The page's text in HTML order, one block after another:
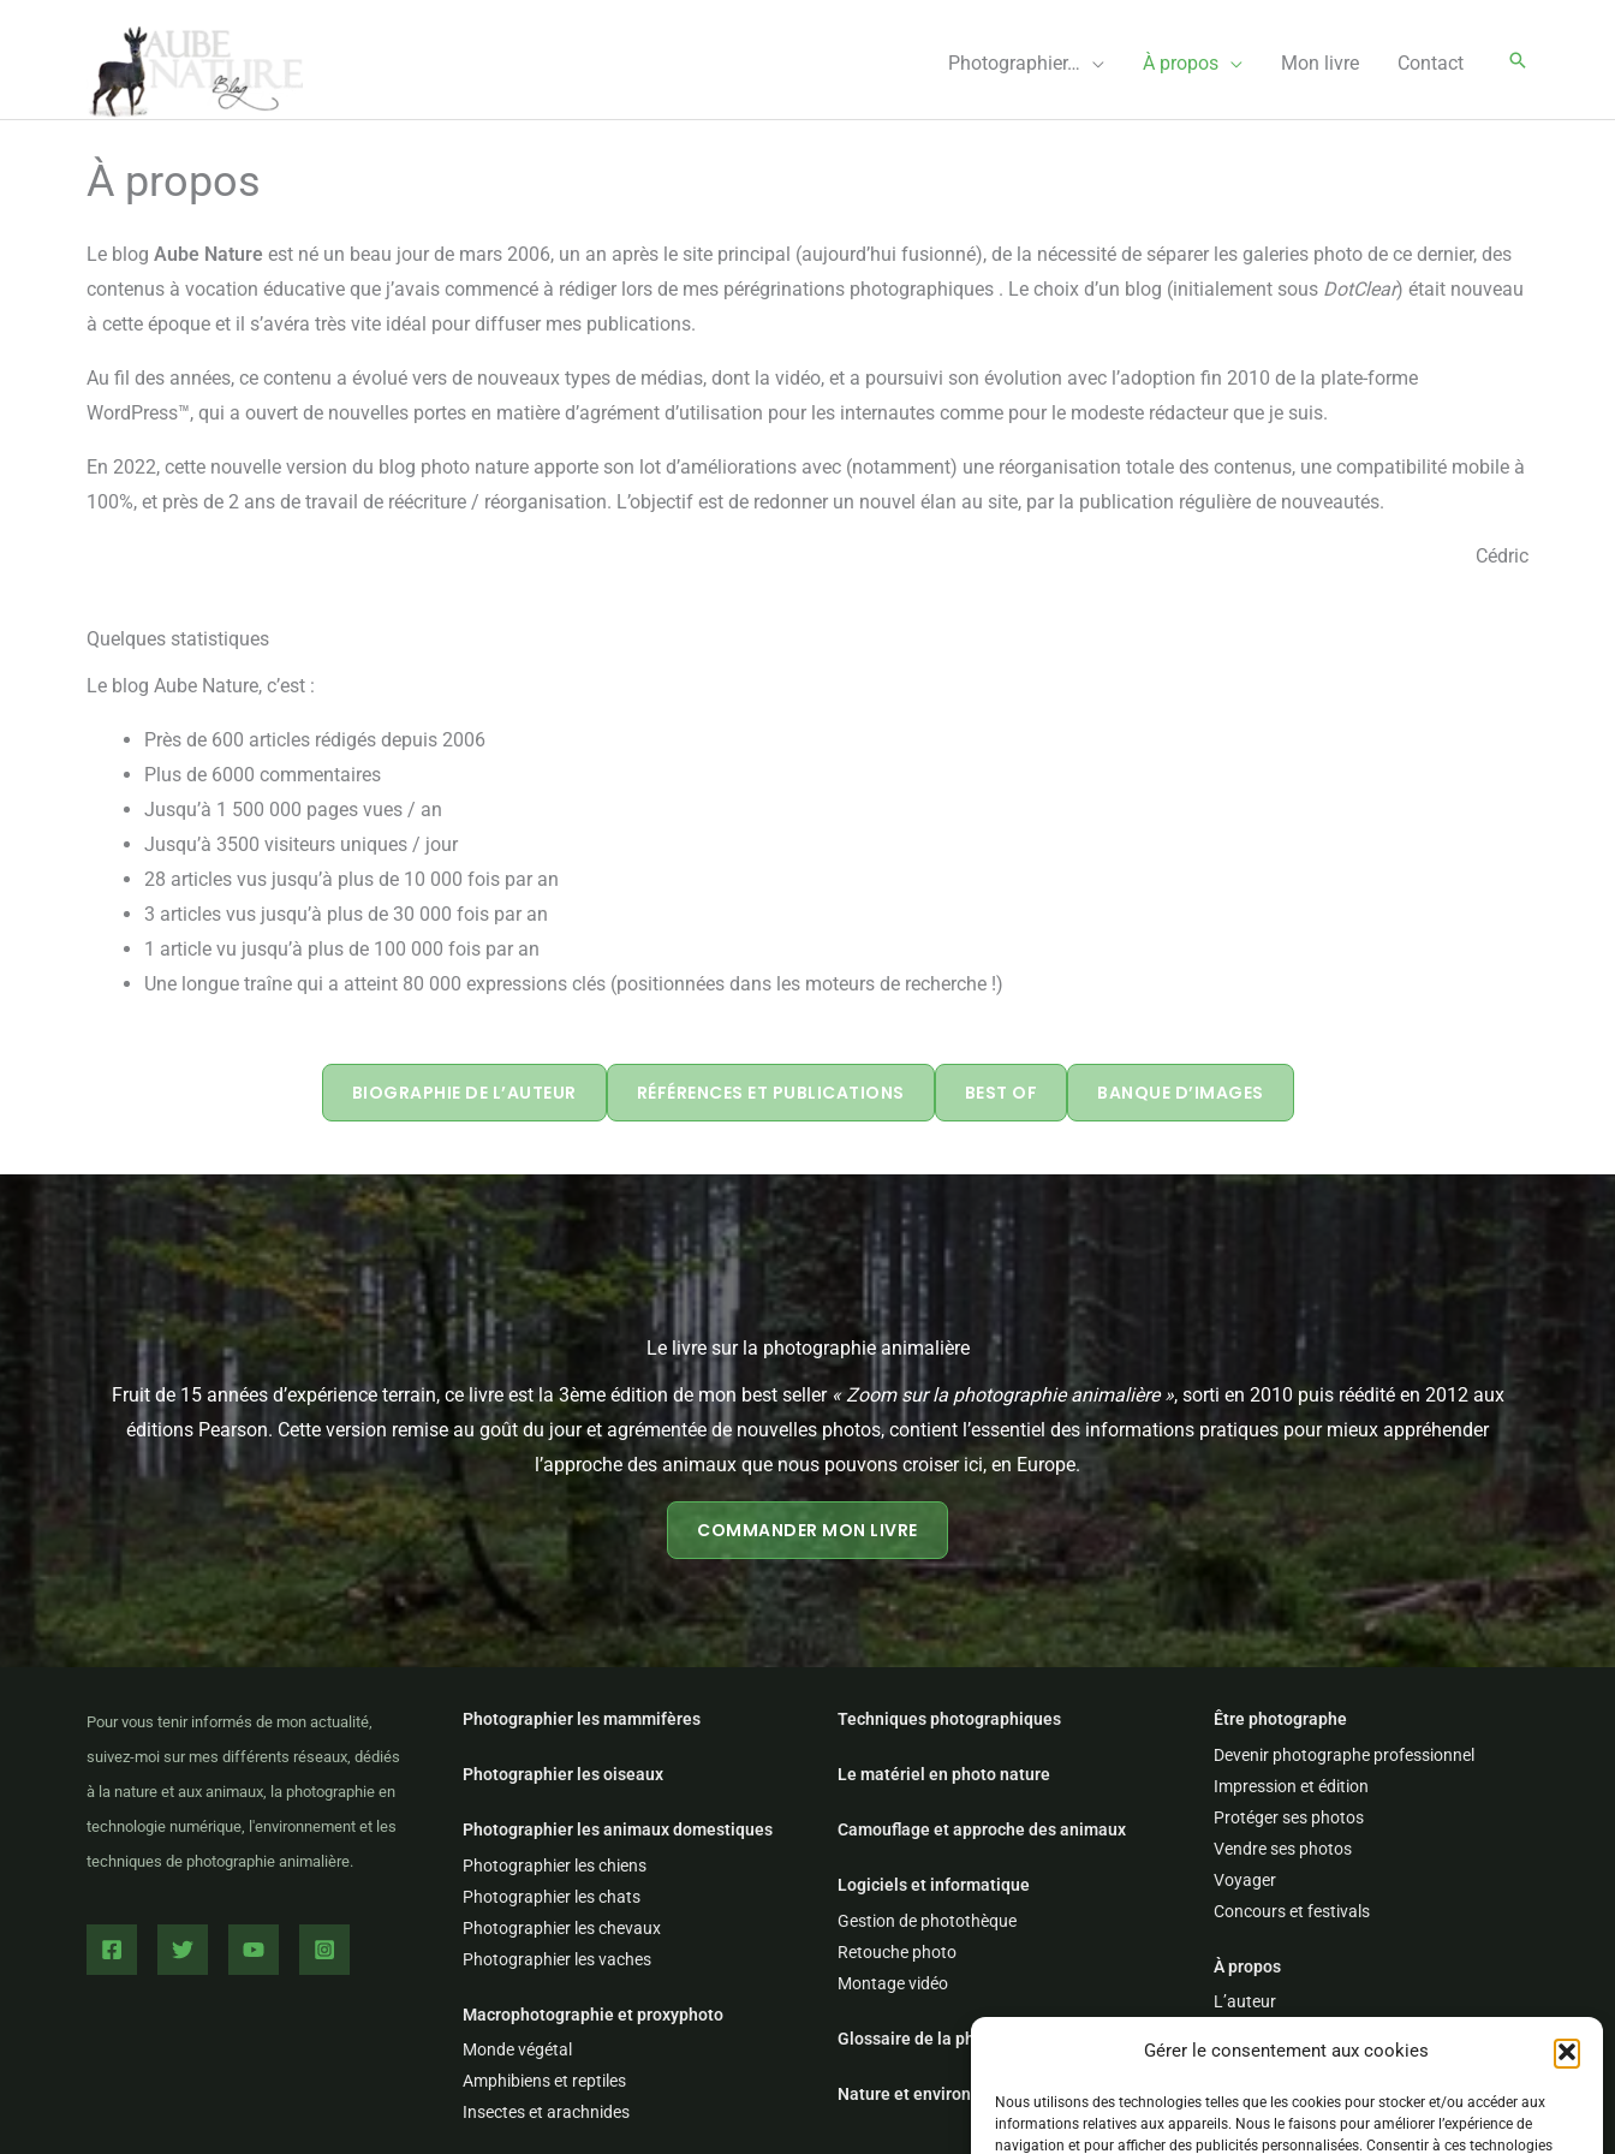
Gérer le consentement aux cookies
Nous utilisons des technologies telles que les cookies pour stocker et/ou accéder aux
informations relatives aux appareils. Nous le faisons pour améliorer l’expérience de
navigation et pour afficher des publicités personnalisées. Consentir à ces technologies
Photographier… À propos Mon livre Contact Rechercher
À propos
Le blog Aube Nature est né un beau jour de mars 2006, un an après le site principal (aujourd’hui fusionné), de la nécessité de séparer les galeries photo de ce dernier, des
contenus à vocation éducative que j’avais commencé à rédiger lors de mes pérégrinations photographiques . Le choix d’un blog (initialement sous DotClear) était nouveau
à cette époque et il s’avéra très vite idéal pour diffuser mes publications.
Au fil des années, ce contenu a évolué vers de nouveaux types de médias, dont la vidéo, et a poursuivi son évolution avec l’adoption fin 2010 de la plate-forme
WordPress™, qui a ouvert de nouvelles portes en matière d’agrément d’utilisation pour les internautes comme pour le modeste rédacteur que je suis.
En 2022, cette nouvelle version du blog photo nature apporte son lot d’améliorations avec (notamment) une réorganisation totale des contenus, une compatibilité mobile à
100%, et près de 2 ans de travail de réécriture / réorganisation. L’objectif est de redonner un nouvel élan au site, par la publication régulière de nouveautés.
Cédric
Quelques statistiques
Le blog Aube Nature, c’est :
Près de 600 articles rédigés depuis 2006
Plus de 6000 commentaires
Jusqu’à 1 500 000 pages vues / an
Jusqu’à 3500 visiteurs uniques / jour
28 articles vus jusqu’à plus de 10 000 fois par an
3 articles vus jusqu’à plus de 30 000 fois par an
1 article vu jusqu’à plus de 100 000 fois par an
Une longue traîne qui a atteint 80 000 expressions clés (positionnées dans les moteurs de recherche !)
BIOGRAPHIE DE L’AUTEUR RÉFÉRENCES ET PUBLICATIONS BEST OF BANQUE D’IMAGES
Le livre sur la photographie animalière
Fruit de 15 années d’expérience terrain, ce livre est la 3ème édition de mon best seller « Zoom sur la photographie animalière », sorti en 2010 puis réédité en 2012 aux
éditions Pearson. Cette version remise au goût du jour et agrémentée de nouvelles photos, contient l’essentiel des informations pratiques pour mieux appréhender
l’approche des animaux que nous pouvons croiser ici, en Europe.
COMMANDER MON LIVRE
Pour vous tenir informés de mon actualité,
suivez-moi sur mes différents réseaux, dédiés
à la nature et aux animaux, la photographie en
technologie numérique, l'environnement et les
techniques de photographie animalière.
Photographier les mammifères
Photographier les oiseaux
Photographier les animaux domestiques
Photographier les chiens
Photographier les chats
Photographier les chevaux
Photographier les vaches
Macrophotographie et proxyphoto
Monde végétal
Amphibiens et reptiles
Insectes et arachnides
Techniques photographiques
Le matériel en photo nature
Camouflage et approche des animaux
Logiciels et informatique
Gestion de photothèque
Retouche photo
Montage vidéo
Glossaire de la photographie
Nature et environnement
Être photographe
Devenir photographe professionnel
Impression et édition
Protéger ses photos
Vendre ses photos
Voyager
Concours et festivals
À propos
L’auteur
Banque d’images